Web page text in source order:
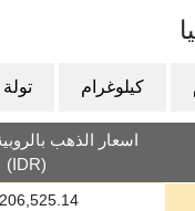
كيلوغرام تولة
اسعار الذهب
(IDR)